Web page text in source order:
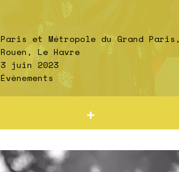
Paris et Métropole du Grand Paris,
Rouen, Le Havre
3 juin 2023
Évènements